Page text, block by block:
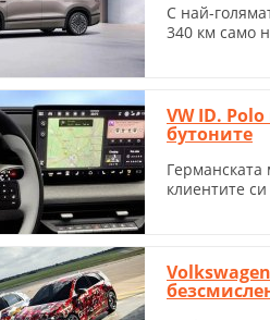
С най-
340 км само
VW ID.
бутоните
клиентите си